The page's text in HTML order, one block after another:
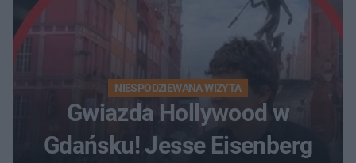
NIESPODZIEWANA WIZYTA
Gwiazda Hollywood w
Gdańsku! Jesse Eisenberg